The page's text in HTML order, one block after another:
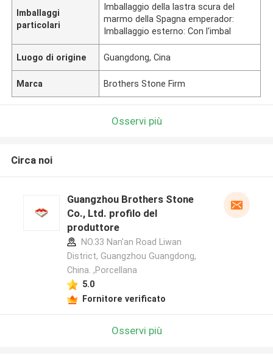
Imballaggi
particolari
Imballaggio della lastra scura del
marmo della Spagna emperador:
Imballaggio esterno: Con l'imbal
Luogo di origine Guangdong, Cina
Marca Brothers Stone Firm
Osservi più
Circa noi
Guangzhou Brothers Stone
Co., Ltd. profilo del
produttore
NO.33 Nan'an Road Liwan
District, Guangzhou Guangdong,
China. ,Porcellana
5.0
Fornitore verificato
Osservi più